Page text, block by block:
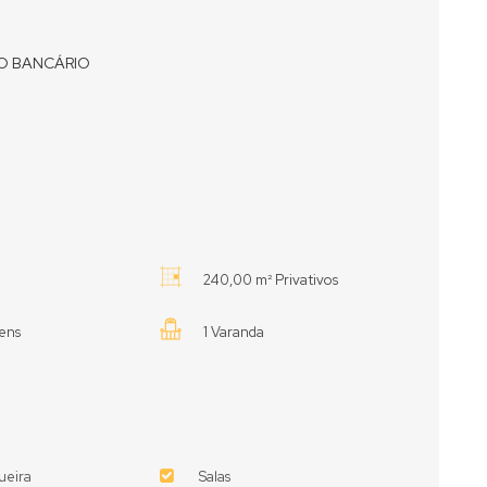
BANCÁRIO
240,00 m² Privativos
1 Varanda
Salas